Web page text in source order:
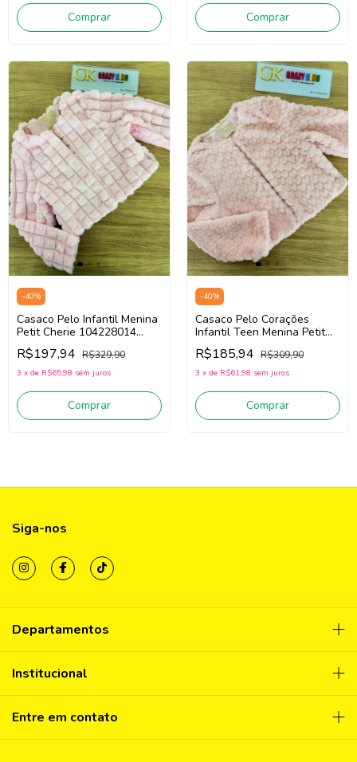
Comprar Comprar
-40%
Casaco Pelo Infantil Menina
Petit Cherie 104228014
(Rosa)
R$197,94 R$329,90
3 x de R$65,98 sem juros
Comprar
-40%
Casaco Pelo Corações
Infantil Teen Menina Petit
Cherie 104228034 (Rosa)
R$185,94 R$309,90
3 x de R$61,98 sem juros
Comprar
Siga-nos
Departamentos
Institucional
Entre em contato